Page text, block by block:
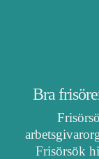
Bra
Frisörsök